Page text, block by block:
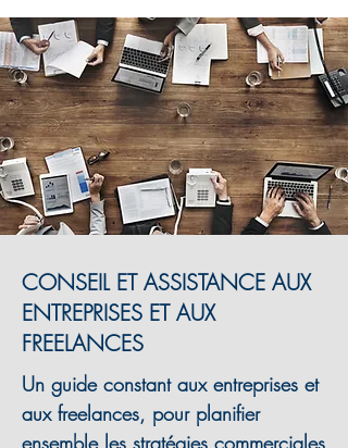
CONSEIL ET ASSISTANCE AUX
ENTREPRISES ET AUX
FREELANCES
Un guide constant aux entreprises et
aux freelances, pour planifier
ensemble les stratégies commerciales